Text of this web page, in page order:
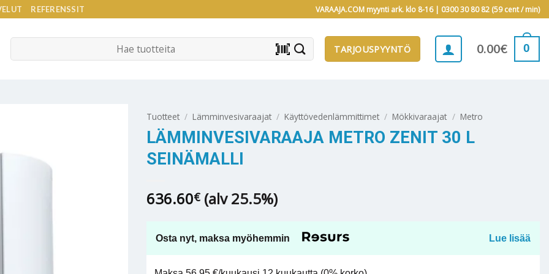
REFERENSSIT VARAAJA.COM myynti ark. klo 8-16 | 0300 30 80 82 (59 cent / min)
barcode_scanner TARJOUSPYYNTÖ 0.00€ 0
Tuotteet / Lämminvesivaraajat / Käyttövedenlämmittimet / Mökkivaraajat / Metro
LÄMMINVESIVARAAJA METRO ZENIT 30 L
SEINÄMALLI
636.60€ (alv 25.5%)
Osta nyt, maksa myöhemmin Lue lisää